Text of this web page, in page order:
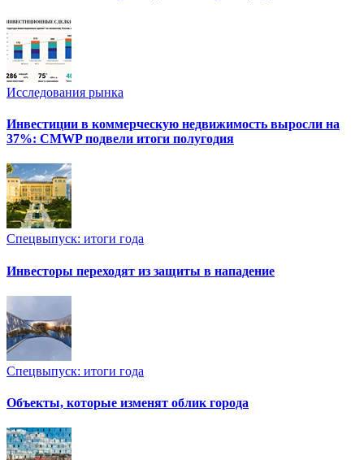
Исследования рынка
Инвестиции в коммерческую недвижимость выросли на
37%: CMWP подвели итоги полугодия
Спецвыпуск: итоги года
Инвесторы переходят из защиты в нападение
Спецвыпуск: итоги года
Объекты, которые изменят облик города